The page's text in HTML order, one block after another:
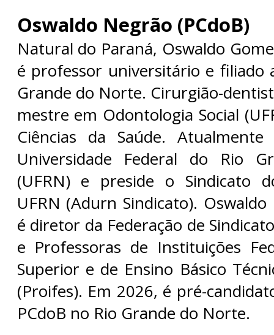
Oswaldo Negrão (PCdoB)
Natural do Paraná, Oswaldo
é professor universitário e filiado
Grande do Norte. Cirurgião-
mestre em Odontologia Social
Ciências da Saúde.
Universidade Federal do Rio
(UFRN) e preside o Sindicato
UFRN (Adurn Sindicato).
é diretor da Federação de
e Professoras de Instituições
Superior e de Ensino Básico
(Proifes). Em 2026, é pré-
PCdoB no Rio Grande do Norte.